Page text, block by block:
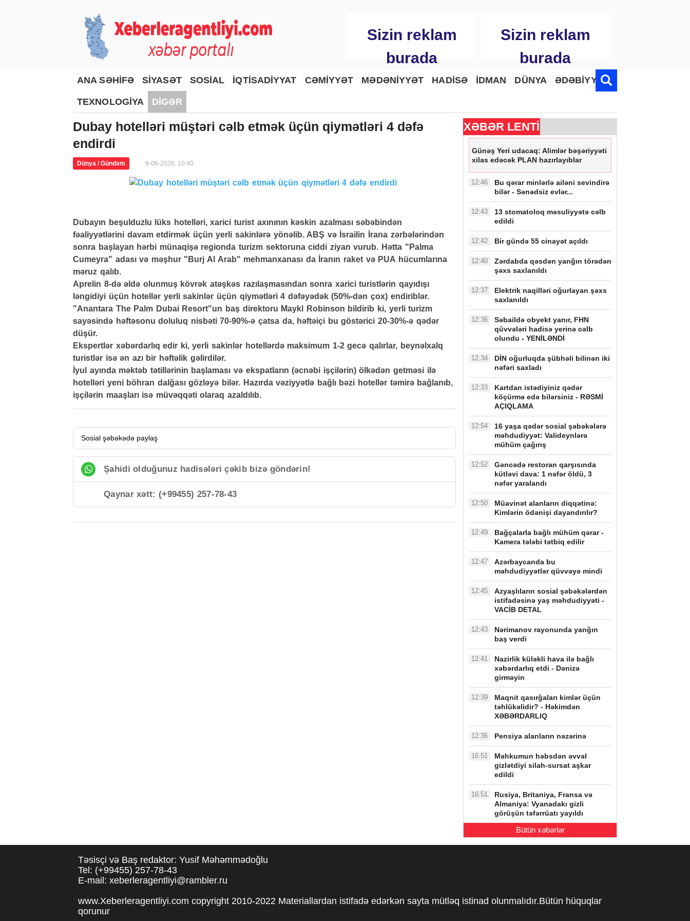
Sizin reklam
burada
Sizin reklam
burada
ANA SƏHİFƏ SİYASƏT SOSİAL İQTİSADİYYAT CƏMİYYƏT MƏDƏNİYYƏT HADİSƏ İDMAN DÜNYA ƏDƏBİYYAT
TEXNOLOGİYA DİGƏR
Dubay hotelləri müştəri cəlb etmək üçün qiymətləri 4 dəfə
endirdi
Dünya / Gündəm 9-06-2026, 10:40
Dubayın beşulduzlu lüks hotelləri, xarici turist axınının kəskin azalması səbəbindən
fəaliyyətlərini davam etdirmək üçün yerli sakinlərə yönəlib. ABŞ və İsrailin İrana zərbələrindən
sonra başlayan hərbi münaqişə regionda turizm sektoruna ciddi ziyan vurub. Hətta "Palma
Cumeyra" adası və məşhur "Burj Al Arab" mehmanxanası da İranın raket və PUA hücumlarına
məruz qalıb.
Aprelin 8-də əldə olunmuş kövrək atəşkəs razılaşmasından sonra xarici turistlərin qayıdışı
ləngidiyi üçün hotellər yerli sakinlər üçün qiymətləri 4 dəfəyədək (50%-dən çox) endiriblər.
"Anantara The Palm Dubai Resort"un baş direktoru Maykl Robinson bildirib ki, yerli turizm
sayəsində həftəsonu doluluq nisbəti 70-90%-ə çatsa da, həftəiçi bu göstərici 20-30%-ə qədər
düşür.
Ekspertlər xəbərdarlıq edir ki, yerli sakinlər hotellərdə maksimum 1-2 gecə qalırlar, beynəlxalq
turistlər isə ən azı bir həftəlik gəlirdilər.
İyul ayında məktəb tətillərinin başlaması və ekspatların (əcnəbi işçilərin) ölkədən getməsi ilə
hotelləri yeni böhran dalğası gözləyə bilər. Hazırda vəziyyətlə bağlı bəzi hotellər təmirə bağlanıb,
işçilərin maaşları isə müvəqqəti olaraq azaldılıb.
Sosial şəbəkədə paylaş
Şahidi olduğunuz hadisələri çəkib bizə göndərin!
Qaynar xətt: (+99455) 257-78-43
XƏBƏR LENTİ
Günəş Yeri udacaq: Alimlər bəşəriyyəti
xilas edəcək PLAN hazırlayıblar
12:46
Bu qərar minlərlə ailəni sevindirə
bilər - Sənədsiz evlər...
12:43
13 stomatoloq məsuliyyətə cəlb
edildi
12:42 Bir gündə 55 cinayət açıldı
12:40
Zərdabda qəsdən yanğın törədən
şəxs saxlanıldı
12:37
Elektrik naqilləri oğurlayan şəxs
saxlanıldı
12:36
Səbaildə obyekt yanır, FHN
qüvvələri hadisə yerinə cəlb
olundu - YENİLƏNDİ
12:34
DİN oğurluqda şübhəli bilinən iki
nəfəri saxladı
12:33
Kartdan istədiyiniz qədər
köçürmə edə bilərsiniz - RƏSMİ
AÇIQLAMA
12:54
16 yaşa qədər sosial şəbəkələrə
məhdudiyyət: Valideynlərə
mühüm çağırış
12:52
Gəncədə restoran qarşısında
kütləvi dava: 1 nəfər öldü, 3
nəfər yaralandı
12:50
Müavinət alanların diqqətinə:
Kimlərin ödənişi dayandırılır?
12:49
Bağçalarla bağlı mühüm qərar -
Kamera tələbi tətbiq edilir
12:47
Azərbaycanda bu
məhdudiyyətlər qüvvəyə mindi
12:45
Azyaşlıların sosial şəbəkələrdən
istifadəsinə yaş məhdudiyyəti -
VACİB DETAL
12:43
Nərimanov rayonunda yanğın
baş verdi
12:41
Nazirlik küləkli hava ilə bağlı
xəbərdarlıq etdi - Dənizə
girməyin
12:39
Maqnit qasırğaları kimlər üçün
təhlükəlidir? - Həkimdən
XƏBƏRDARLIQ
12:36 Pensiya alanların nəzərinə
16:51
Məhkumun həbsdən əvvəl
gizlətdiyi silah-sursat aşkar
edildi
16:51
Rusiya, Britaniya, Fransa və
Almaniya: Vyanadakı gizli
görüşün təfərrüatı yayıldı
Bütün xəbərlər
Təsisçi və Baş redaktor: Yusif Məhəmmədoğlu
Tel: (+99455) 257-78-43
E-mail: xeberleragentliyi@rambler.ru
www.Xeberleragentliyi.com copyright 2010-2022 Materiallardan istifadə edərkən sayta mütləq istinad olunmalıdır.Bütün hüquqlar
qorunur